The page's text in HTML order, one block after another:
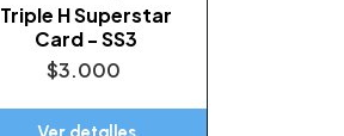
Triple H Superstar
Card - SS3
$3.000